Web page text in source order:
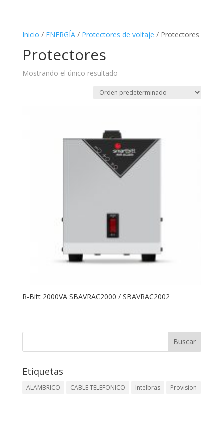
Inicio / ENERGÍA/ Protectores de voltaje / Protectores
Protectores
Mostrando el único resultado
R-Bitt 2000VA SBAVRAC2000 / SBAVRAC2002
Etiquetas
ALAMBRICO CABLE TELEFONICO Intelbras Provision